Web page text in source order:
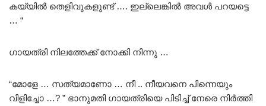
കയ്യിൽ തെളിവുകളുണ്ട് …. ഇല്ലെങ്കിൽ അവൾ പറയട്ടെ
… “
ഗായത്രി നിലത്തേക്ക് നോക്കി നിന്നു …
“മോളേ … സത്യമാണോ … നീ .. നീയവനെ പിന്നെയും
വിളിച്ചോ …? ” ഭാനുമതി ഗായത്രിയെ പിടിച്ച് നേരെ നിർത്തി